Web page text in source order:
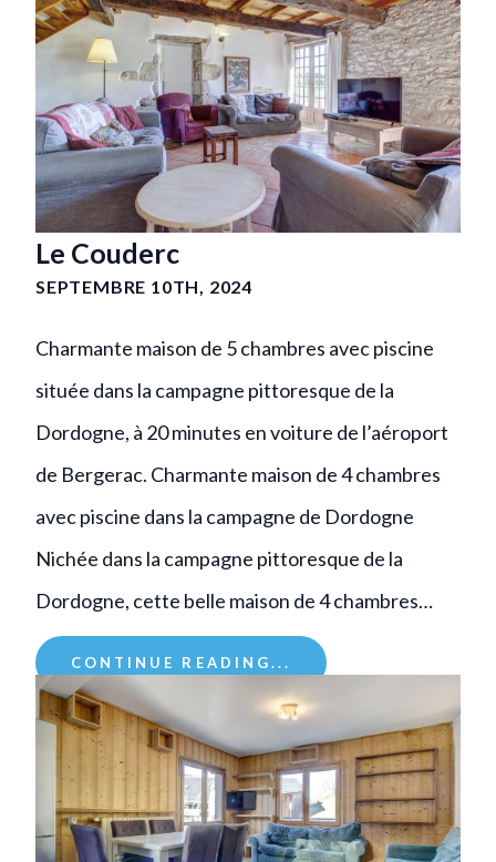
Le Couderc
SEPTEMBRE 10TH, 2024
Charmante maison de 5 chambres avec piscine
située dans la campagne pittoresque de la
Dordogne, à 20 minutes en voiture de l’aéroport
de Bergerac. Charmante maison de 4 chambres
avec piscine dans la campagne de Dordogne
Nichée dans la campagne pittoresque de la
Dordogne, cette belle maison de 4 chambres…
CONTINUE READING...